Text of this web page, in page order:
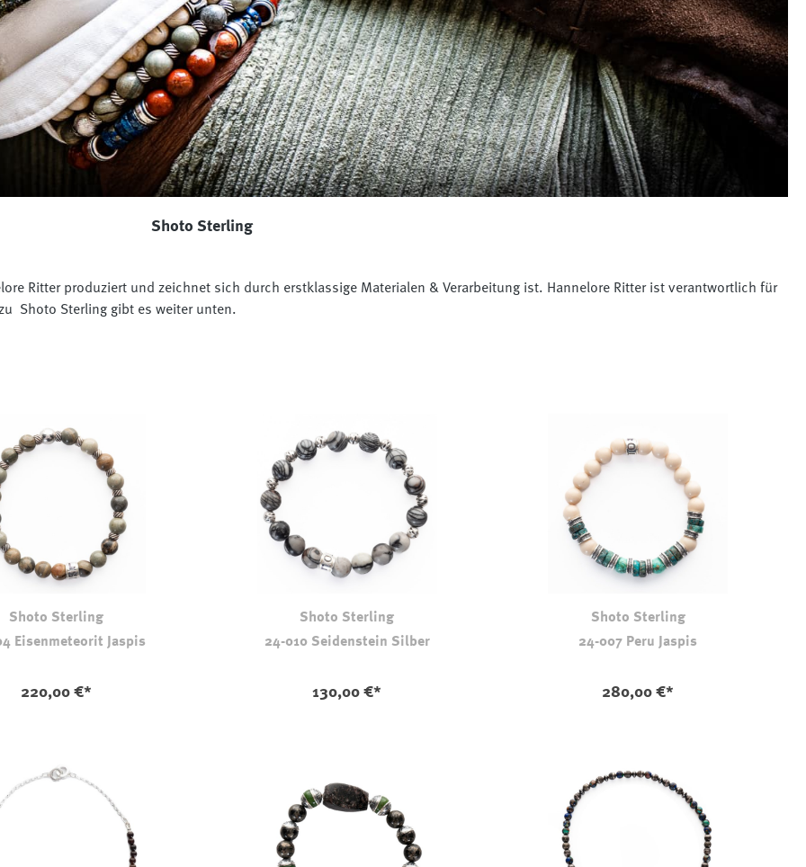
Shoto Sterling
Ritter produziert und zeichnet sich durch erstklassige Materialen & Verarbeitung ist. Hannelore Ritter ist verantwortlich für
Shoto Sterling gibt es weiter unten.
Shoto Sterling
Eisenmeteorit Jaspis
220,00 €*
Shoto Sterling
24-010 Seidenstein Silber
130,00 €*
Shoto Sterling
24-007 Peru Jaspis
280,00 €*